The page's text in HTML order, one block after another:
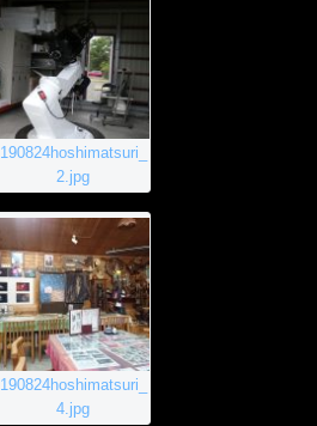
190824hoshimatsuri_
2.jpg
190824hoshimatsuri_
4.jpg